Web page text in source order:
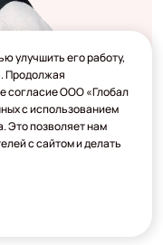
улучшить его работу,
Продолжая
согласие ООО «Глобал
с использованием
Это позволяет нам
с сайтом и делать